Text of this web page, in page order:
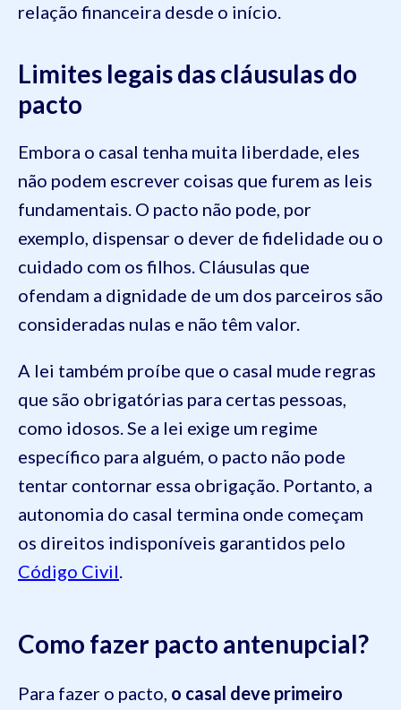
relação financeira desde o início.
Limites legais das cláusulas do
pacto
Embora o casal tenha muita liberdade, eles
não podem escrever coisas que furem as leis
fundamentais. O pacto não pode, por
exemplo, dispensar o dever de fidelidade ou o
cuidado com os filhos. Cláusulas que
ofendam a dignidade de um dos parceiros são
consideradas nulas e não têm valor.
A lei também proíbe que o casal mude regras
que são obrigatórias para certas pessoas,
como idosos. Se a lei exige um regime
específico para alguém, o pacto não pode
tentar contornar essa obrigação. Portanto, a
autonomia do casal termina onde começam
os direitos indisponíveis garantidos pelo
Código Civil.
Como fazer pacto antenupcial?
Para fazer o pacto, o casal deve primeiro